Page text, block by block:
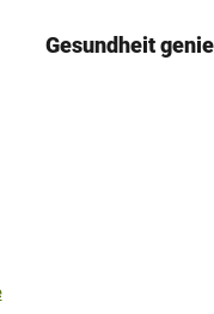
Gesundheit